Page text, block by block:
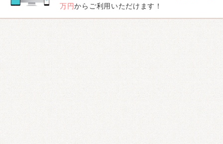
万円からご利用いただけます！